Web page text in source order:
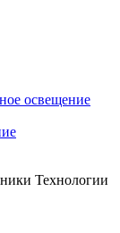
освещение
Технологии